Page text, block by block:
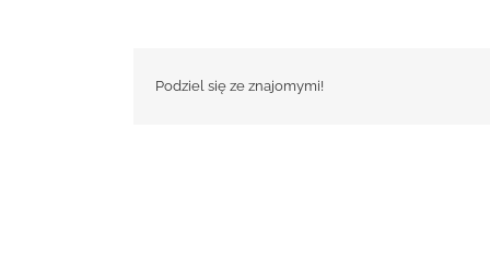
Podziel się ze znajomymi!